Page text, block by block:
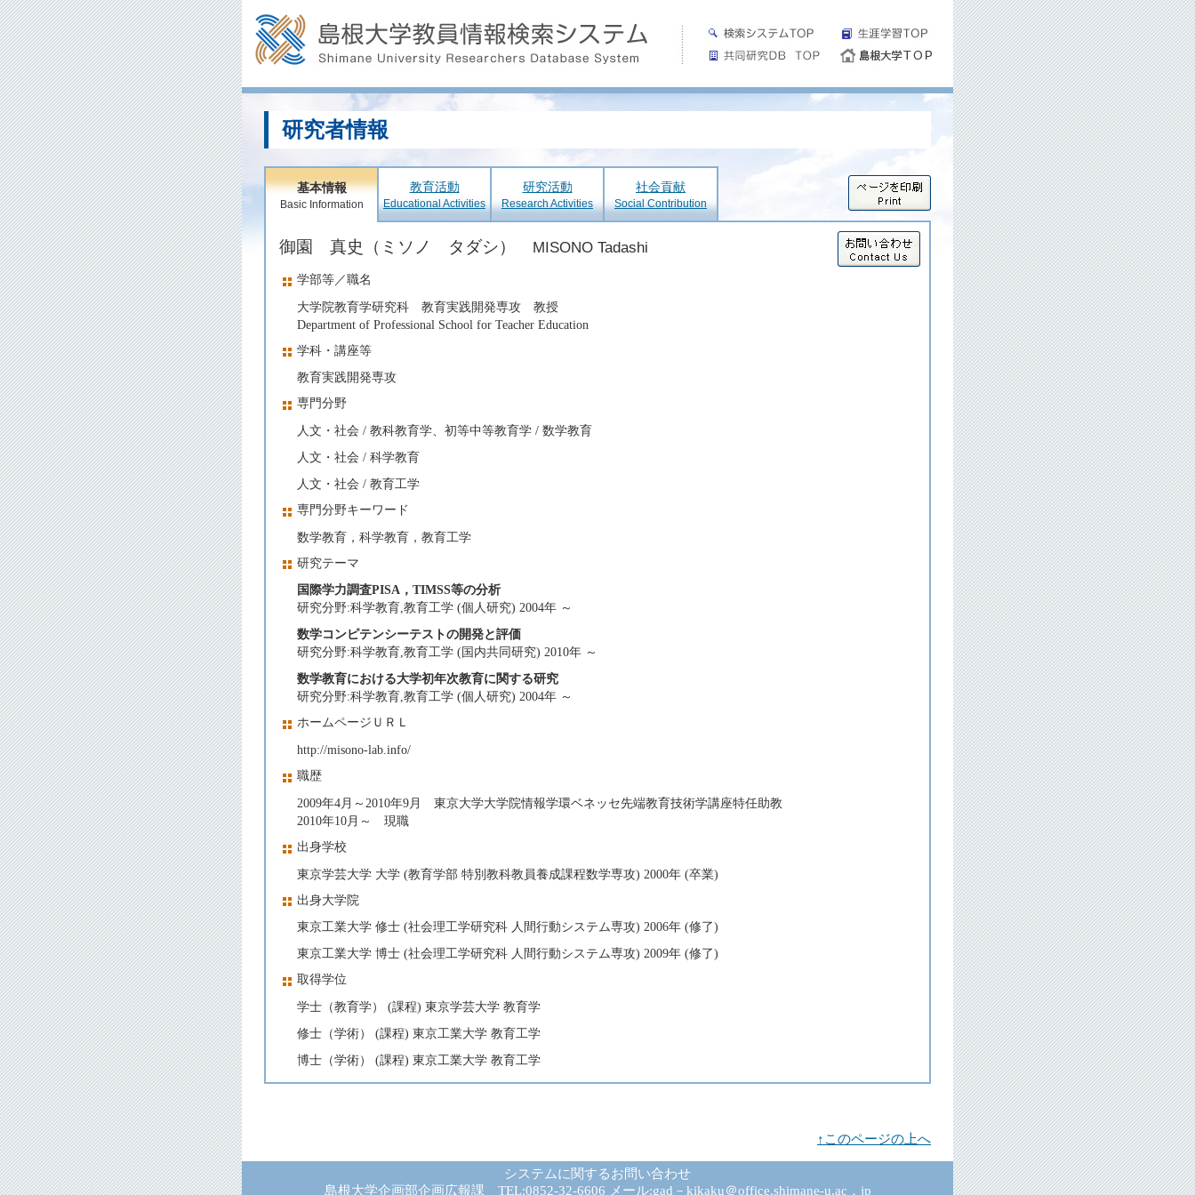
研究者情報
基本情報
Basic Information
教育活動
Educational Activities
研究活動
Research Activities
社会貢献
Social Contribution
御園 真史（ミソノ タダシ） MISONO Tadashi
学部等／職名
大学院教育学研究科 教育実践開発専攻 教授
Department of Professional School for Teacher Education
学科・講座等
教育実践開発専攻
専門分野
人文・社会 / 教科教育学、初等中等教育学 / 数学教育
人文・社会 / 科学教育
人文・社会 / 教育工学
専門分野キーワード
数学教育，科学教育，教育工学
研究テーマ
国際学力調査PISA，TIMSS等の分析
研究分野:科学教育,教育工学 (個人研究) 2004年 ～
数学コンピテンシーテストの開発と評価
研究分野:科学教育,教育工学 (国内共同研究) 2010年 ～
数学教育における大学初年次教育に関する研究
研究分野:科学教育,教育工学 (個人研究) 2004年 ～
ホームページＵＲＬ
http://misono-lab.info/
職歴
2009年4月～2010年9月 東京大学大学院情報学環ベネッセ先端教育技術学講座特任助教
2010年10月～ 現職
出身学校
東京学芸大学 大学 (教育学部 特別教科教員養成課程数学専攻) 2000年 (卒業)
出身大学院
東京工業大学 修士 (社会理工学研究科 人間行動システム専攻) 2006年 (修了)
東京工業大学 博士 (社会理工学研究科 人間行動システム専攻) 2009年 (修了)
取得学位
学士（教育学） (課程) 東京学芸大学 教育学
修士（学術） (課程) 東京工業大学 教育工学
博士（学術） (課程) 東京工業大学 教育工学
↑このページの上へ
システムに関するお問い合わせ
島根大学企画部企画広報課 TEL:0852-32-6606 メール:gad－kikaku＠office.shimane-u.ac．jp